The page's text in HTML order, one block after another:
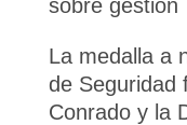
sobre gestión
La medalla a
de Seguridad
Conrado y la